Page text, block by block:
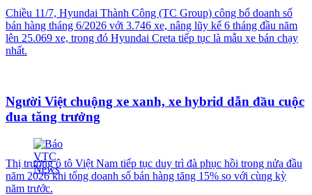
Chiều 11/7, Hyundai Thành Công (TC Group) công bố doanh số
bán hàng tháng 6/2026 với 3.746 xe, nâng lũy kế 6 tháng đầu năm
lên 25.069 xe, trong đó Hyundai Creta tiếp tục là mẫu xe bán chạy
nhất.
Người Việt chuộng xe xanh, xe hybrid dẫn đầu cuộc
đua tăng trưởng
Thị trường ô tô Việt Nam tiếp tục duy trì đà phục hồi trong nửa đầu
năm 2026 khi tổng doanh số bán hàng tăng 15% so với cùng kỳ
năm trước.